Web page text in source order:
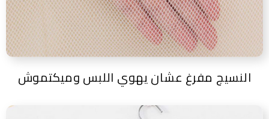
النسيج مفرغ عشان يهوي اللبس وميكتموش